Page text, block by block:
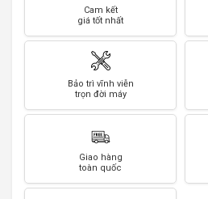
Cam kết
giá tốt nhất
Bảo trì vĩnh viễn
trọn đời máy
Giao hàng
toàn quốc